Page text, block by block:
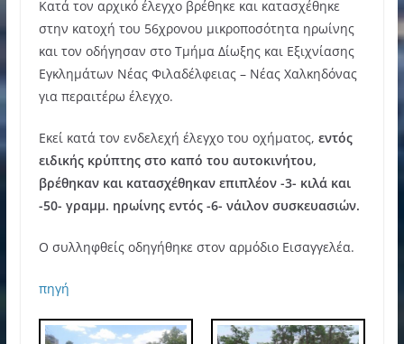
Κατά τον αρχικό έλεγχο βρέθηκε και κατασχέθηκε
στην κατοχή του 56χρονου μικροποσότητα ηρωίνης
και τον οδήγησαν στο Τμήμα Δίωξης και Εξιχνίασης
Εγκλημάτων Νέας Φιλαδέλφειας – Νέας Χαλκηδόνας
για περαιτέρω έλεγχο.
Εκεί κατά τον ενδελεχή έλεγχο του οχήματος, εντός
ειδικής κρύπτης στο καπό του αυτοκινήτου,
βρέθηκαν και κατασχέθηκαν επιπλέον -3- κιλά και
-50- γραμμ. ηρωίνης εντός -6- νάιλον συσκευασιών.
Ο συλληφθείς οδηγήθηκε στον αρμόδιο Εισαγγελέα.
πηγή